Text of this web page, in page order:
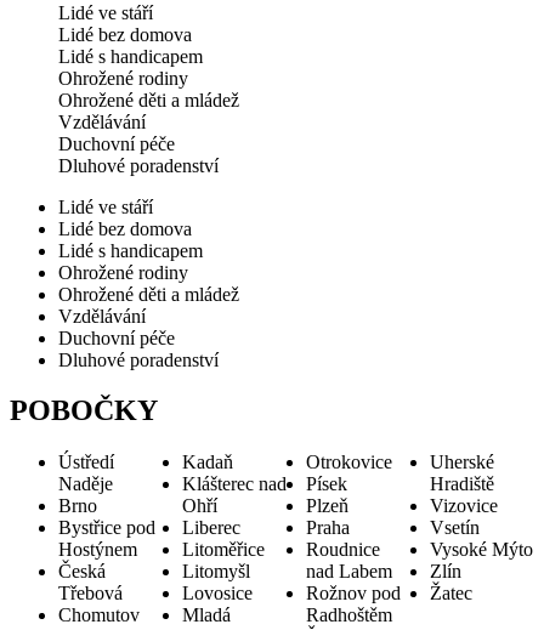
Lidé ve stáří
Lidé bez domova
Lidé s handicapem
Ohrožené rodiny
Ohrožené děti a mládež
Vzdělávání
Duchovní péče
Dluhové poradenství
Lidé ve stáří
Lidé bez domova
Lidé s handicapem
Ohrožené rodiny
Ohrožené děti a mládež
Vzdělávání
Duchovní péče
Dluhové poradenství
POBOČKY
Ústředí
Naděje
Brno
Bystřice pod
Hostýnem
Česká
Třebová
Chomutov
Kadaň
Klášterec nad
Ohří
Liberec
Litoměřice
Litomyšl
Lovosice
Mladá
Otrokovice
Písek
Plzeň
Praha
Roudnice
nad Labem
Rožnov pod
Radhoštěm
Uherské
Hradiště
Vizovice
Vsetín
Vysoké Mýto
Zlín
Žatec